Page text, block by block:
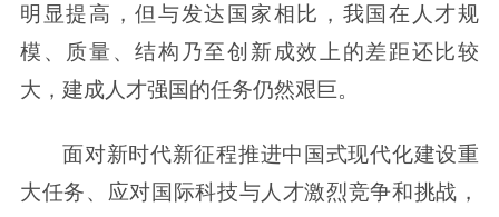
明显提高，但与发达国家相比，我国在人才规
模、质量、结构乃至创新成效上的差距还比较
大，建成人才强国的任务仍然艰巨。
面对新时代新征程推进中国式现代化建设重
大任务、应对国际科技与人才激烈竞争和挑战，